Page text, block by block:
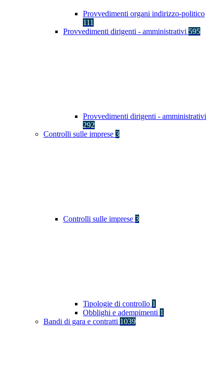
Provvedimenti organi indirizzo-politico
111
Provvedimenti dirigenti - amministrativi 595
Provvedimenti dirigenti - amministrativi
292
Controlli sulle imprese 3
Controlli sulle imprese 3
Tipologie di controllo 1
Obblighi e adempimenti 1
Bandi di gara e contratti 1039